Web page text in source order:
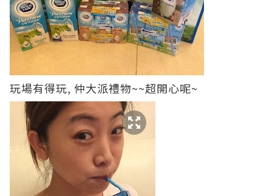
玩場有得玩, 仲大派禮物~~超開心呢~